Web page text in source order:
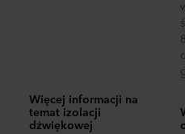
Więcej informacji na
temat izolacji
dźwiękowej